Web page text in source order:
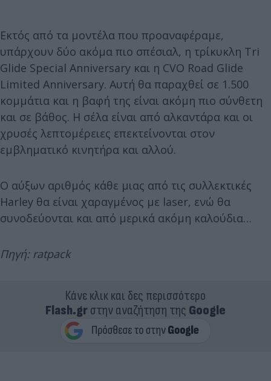
Εκτός από τα μοντέλα που προαναφέραμε,
υπάρχουν δύο ακόμα πιο σπέσιαλ, η τρίκυκλη Tri
Glide Special Anniversary και η CVO Road Glide
Limited Anniversary. Αυτή θα παραχθεί σε 1.500
κομμάτια και η βαφή της είναι ακόμη πιο σύνθετη
και σε βάθος. Η σέλα είναι από αλκαντάρα και οι
χρυσές λεπτομέρειες επεκτείνονται στον
εμβληματικό κινητήρα και αλλού.
Ο αύξων αριθμός κάθε μιας από τις συλλεκτικές
Harley θα είναι χαραγμένος με laser, ενώ θα
συνοδεύονται και από μερικά ακόμη καλούδια…
Πηγή: ratpack
Κάνε κλικ και δες περισσότερο
Flash.grστην αναζήτηση της Google